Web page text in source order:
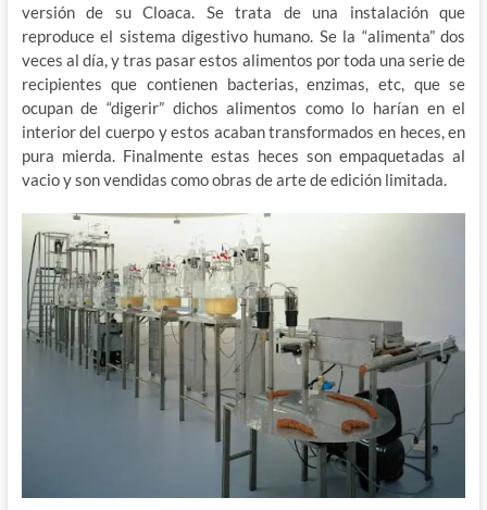
versión de su Cloaca. Se trata de una instalación que
reproduce el sistema digestivo humano. Se la “alimenta” dos
veces al día, y tras pasar estos alimentos por toda una serie de
recipientes que contienen bacterias, enzimas, etc, que se
ocupan de “digerir” dichos alimentos como lo harían en el
interior del cuerpo y estos acaban transformados en heces, en
pura mierda. Finalmente estas heces son empaquetadas al
vacio y son vendidas como obras de arte de edición limitada.